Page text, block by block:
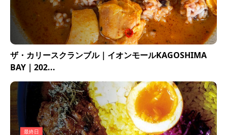
ザ・カリースクランブル｜イオンモールKAGOSHIMA
BAY｜202...